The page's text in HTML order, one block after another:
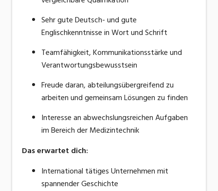
Sehr gute Deutsch- und gute
Englischkenntnisse in Wort und Schrift
Teamfähigkeit, Kommunikationsstärke und
Verantwortungsbewusstsein
Freude daran,abteilungsübergreifend zu
arbeiten und gemeinsam Lösungen zu finden
Interesse an abwechslungsreichen Aufgaben
im Bereich der Medizintechnik
Das erwartet dich:
International tätiges Unternehmen mit
spannender Geschichte